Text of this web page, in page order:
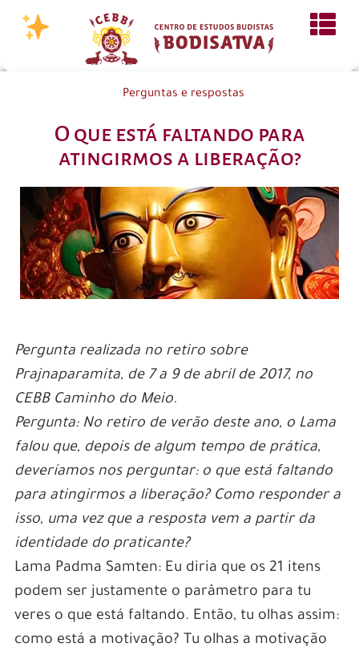
Perguntas e respostas
O que está faltando para
atingirmos a liberação?
Pergunta realizada no retiro sobre
Prajnaparamita, de 7 a 9 de abril de 2017, no
CEBB Caminho do Meio.
Pergunta: No retiro de verão deste ano, o Lama
falou que, depois de algum tempo de prática,
deveríamos nos perguntar: o que está faltando
para atingirmos a liberação? Como responder a
isso, uma vez que a resposta vem a partir da
identidade do praticante?
Lama Padma Samten: Eu diria que os 21 itens
podem ser justamente o parâmetro para tu
veres o que está faltando. Então, tu olhas assim:
como está a motivação? Tu olhas a motivação